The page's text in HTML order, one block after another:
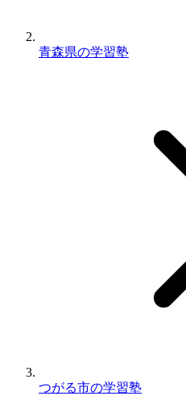
青森県の学習塾
つがる市の学習塾